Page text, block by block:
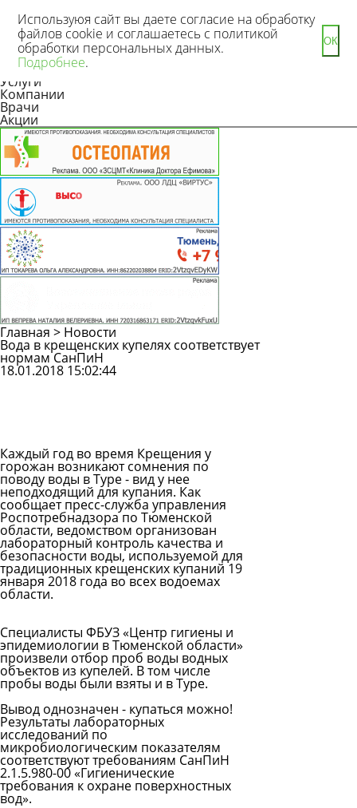
Новости
Статьи
Услуги
Компании
Врачи
Акции
Главная > Новости
Вода в крещенских купелях соответствует
нормам СанПиН
18.01.2018 15:02:44
Каждый год во время Крещения у
горожан возникают сомнения по
поводу воды в Туре - вид у нее
неподходящий для купания. Как
сообщает пресс-служба управления
Роспотребнадзорапо Тюменской
области, ведомством организован
лабораторный контроль качества и
безопасности воды, используемой для
традиционных крещенских купаний 19
января 2018 года во всех водоемах
области.
Специалисты ФБУЗ «Центр гигиены и
эпидемиологии в Тюменской области»
произвели отбор проб воды водных
объектов из купелей. В том числе
пробы воды были взяты и в Туре.
Вывод однозначен - купаться можно!
Результаты лабораторных
исследований по
микробиологическим показателям
соответствуют требованиям СанПиН
2.1.5.980-00«Гигиенические
требования к охране поверхностных
вод».
Используюя сайт вы даете согласие на обработку
файлов cookie и соглашаетесь с политикой
обработки персональных данных.
Подробнее.
ОК